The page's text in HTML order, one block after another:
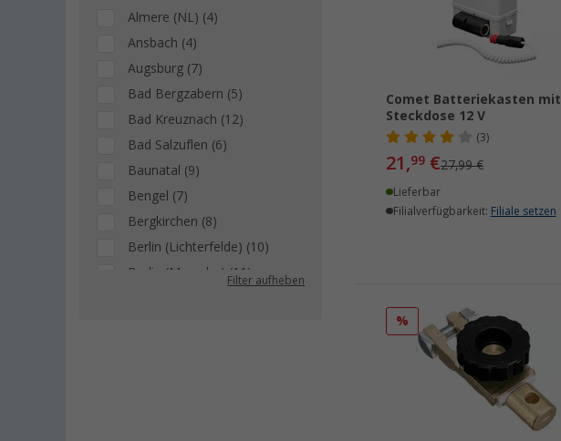
Almere (NL) (4)
Ansbach (4)
Augsburg (7)
Bad Bergzabern (5)
Bad Kreuznach (12)
Bad Salzuflen (6)
Baunatal (9)
Bengel (7)
Bergkirchen (8)
Berlin (Lichterfelde) (10)
Berlin (Marzahn) (11)
Filter aufheben
Comet Batteriekasten mit
Steckdose 12 V
(3)
21,99 €27,99 €
Lieferbar
Filialverfügbarkeit: Filiale setzen
%